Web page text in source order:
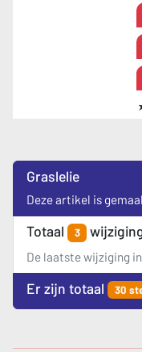
Graslelie
Deze artikel is
Totaal 3
De laatste wijziging
Er zijn totaal 30